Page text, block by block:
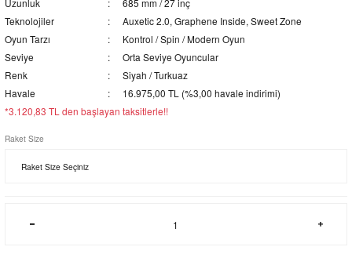
Uzunluk
685 mm / 27 inç
Teknolojiler
Auxetic 2.0, Graphene Inside, Sweet Zone
Oyun Tarzı
Kontrol / Spin / Modern Oyun
Seviye
Orta Seviye Oyuncular
Renk
Siyah / Turkuaz
Havale
16.975,00 TL (%3,00 havale indirimi)
*3.120,83 TL den başlayan taksitlerle!!
Raket Size